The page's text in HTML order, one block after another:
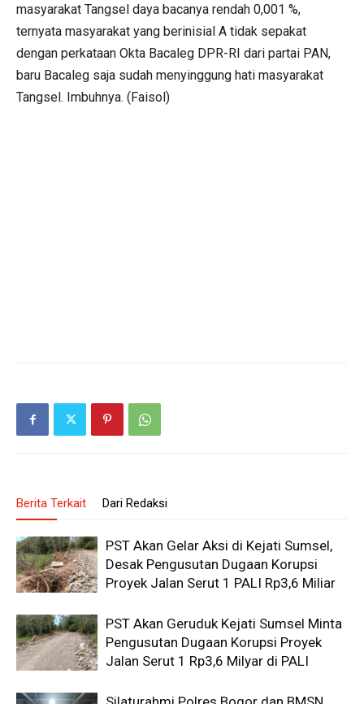
masyarakat Tangsel daya bacanya rendah 0,001 %,
ternyata masyarakat yang berinisial A tidak sepakat
dengan perkataan Okta Bacaleg DPR-RI dari partai PAN,
baru Bacaleg saja sudah menyinggung hati masyarakat
Tangsel. Imbuhnya. (Faisol)
Berita Terkait Dari Redaksi
PST Akan Gelar Aksi di Kejati Sumsel,
Desak Pengusutan Dugaan Korupsi
Proyek Jalan Serut 1 PALI Rp3,6 Miliar
PST Akan Geruduk Kejati Sumsel Minta
Pengusutan Dugaan Korupsi Proyek
Jalan Serut 1 Rp3,6 Milyar di PALI